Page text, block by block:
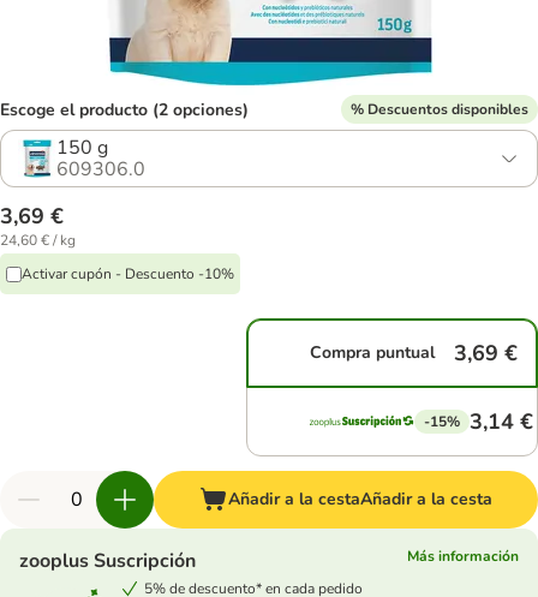
Escoge el producto (2 opciones) % Descuentos disponibles
150 g
609306.0
3,69 €
24,60 € / kg
Activar cupón - Descuento -10%
Compra puntual 3,69 €
-15% 3,14 €
Añadir a la cestaAñadir a la cesta
zooplus Suscripción
Más información
5% de descuento* en cada pedido